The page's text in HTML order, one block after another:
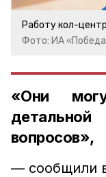
Работу кол-
Фото: ИА
«Они
детальной
вопросов»,
— сообщили